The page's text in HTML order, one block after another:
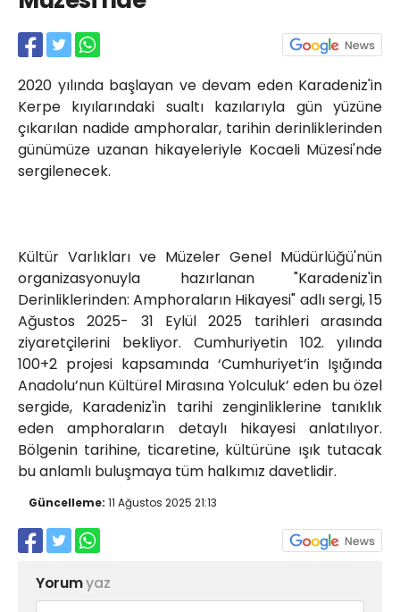
2020 yılında başlayan ve devam eden Karadeniz'in
Kerpe kıyılarındaki sualtı kazılarıyla gün yüzüne
çıkarılan nadide amphoralar, tarihin derinliklerinden
günümüze uzanan hikayeleriyle Kocaeli Müzesi'nde
sergilenecek.
Kültür Varlıkları ve Müzeler Genel Müdürlüğü'nün
organizasyonuyla hazırlanan "Karadeniz'in
Derinliklerinden: Amphoraların Hikayesi" adlı sergi, 15
Ağustos 2025- 31 Eylül 2025 tarihleri arasında
ziyaretçilerini bekliyor. Cumhuriyetin 102. yılında
100+2 projesi kapsamında ‘Cumhuriyet’in Işığında
Anadolu’nun Kültürel Mirasına Yolculuk’ eden bu özel
sergide, Karadeniz'in tarihi zenginliklerine tanıklık
eden amphoraların detaylı hikayesi anlatılıyor.
Bölgenin tarihine, ticaretine, kültürüne ışık tutacak
bu anlamlı buluşmaya tüm halkımız davetlidir.
Güncelleme: 11 Ağustos 2025 21:13
Yorumyaz
Yahya Kaptan Mahallesi
Akkavaklar Caddesi No:17/4 İzmit-
kocaelisokak@gmail.com